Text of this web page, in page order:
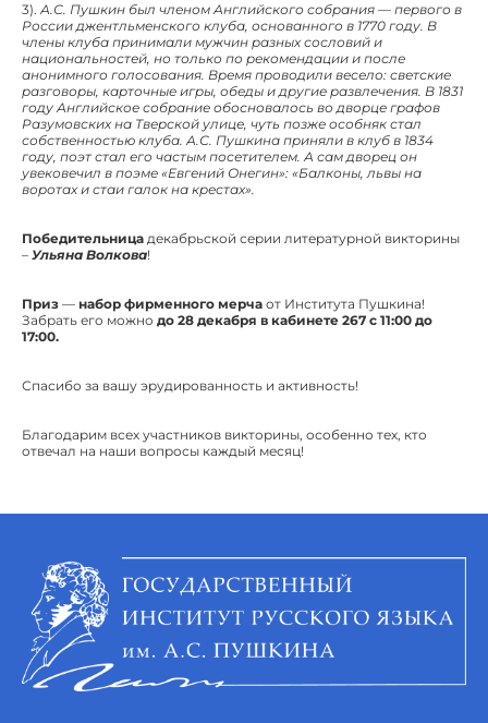
3).А.С. Пушкин был членом Английского собрания — первого в
России джентльменского клуба, основанного в 1770 году. В
члены клуба принимали мужчин разных сословий и
национальностей, но только по рекомендации и после
анонимного голосования. Время проводили весело: светские
разговоры, карточные игры, обеды и другие развлечения. В 1831
году Английское собрание обосновалось во дворце графов
Разумовских на Тверской улице, чуть позже особняк стал
собственностью клуба. А.С. Пушкина приняли в клуб в 1834
году, поэт стал его частым посетителем. А сам дворец он
увековечил в поэме «Евгений Онегин»: «Балконы, львы на
воротах и стаи галок на крестах».
Победительница декабрьской серии литературной викторины
– Ульяна Волкова!
Приз — набор фирменного мерча от Института Пушкина!
Забрать его можно до 28 декабря в кабинете 267 с 11:00 до
17:00.
Спасибо за вашу эрудированность и активность!
Благодарим всех участников викторины, особенно тех, кто
отвечал на наши вопросы каждый месяц!